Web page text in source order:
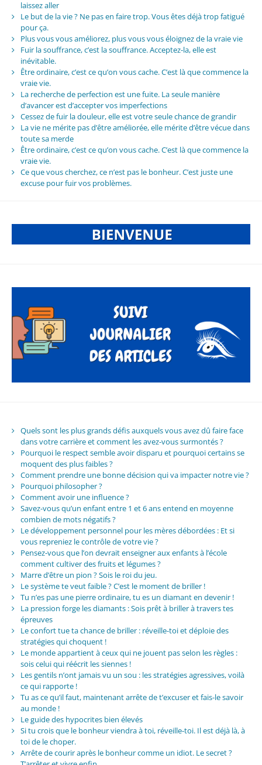
laissez aller
Le but de la vie ? Ne pas en faire trop. Vous êtes déjà trop fatigué
pour ça.
Plus vous vous améliorez, plus vous vous éloignez de la vraie vie
Fuir la souffrance, c’est la souffrance. Acceptez-la, elle est
inévitable.
Être ordinaire, c’est ce qu’on vous cache. C’est là que commence la
vraie vie.
La recherche de perfection est une fuite. La seule manière
d’avancer est d’accepter vos imperfections
Cessez de fuir la douleur, elle est votre seule chance de grandir
La vie ne mérite pas d’être améliorée, elle mérite d’être vécue dans
toute sa merde
Être ordinaire, c’est ce qu’on vous cache. C’est là que commence la
vraie vie.
Ce que vous cherchez, ce n’est pas le bonheur. C’est juste une
excuse pour fuir vos problèmes.
Quels sont les plus grands défis auxquels vous avez dû faire face
dans votre carrière et comment les avez-vous surmontés ?
Pourquoi le respect semble avoir disparu et pourquoi certains se
moquent des plus faibles ?
Comment prendre une bonne décision qui va impacter notre vie ?
Pourquoi philosopher ?
Comment avoir une influence ?
Savez-vous qu’un enfant entre 1 et 6 ans entend en moyenne
combien de mots négatifs ?
Le développement personnel pour les mères débordées : Et si
vous repreniez le contrôle de votre vie ?
Pensez-vous que l’on devrait enseigner aux enfants à l’école
comment cultiver des fruits et légumes ?
Marre d’être un pion ? Sois le roi du jeu.
Le système te veut faible ? C’est le moment de briller !
Tu n’es pas une pierre ordinaire, tu es un diamant en devenir !
La pression forge les diamants : Sois prêt à briller à travers tes
épreuves
Le confort tue ta chance de briller : réveille-toi et déploie des
stratégies qui choquent !
Le monde appartient à ceux qui ne jouent pas selon les règles :
sois celui qui réécrit les siennes !
Les gentils n’ont jamais vu un sou : les stratégies agressives, voilà
ce qui rapporte !
Tu as ce qu’il faut, maintenant arrête de t’excuser et fais-le savoir
au monde !
Le guide des hypocrites bien élevés
Si tu crois que le bonheur viendra à toi, réveille-toi. Il est déjà là, à
toi de le choper.
Arrête de courir après le bonheur comme un idiot. Le secret ?